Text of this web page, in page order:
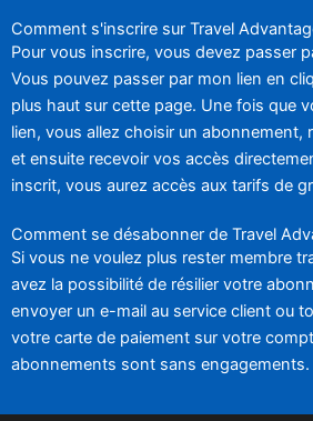
Comment s'inscrire sur Travel
Pour vous inscrire, vous devez passer
Vous pouvez passer par mon lien en
plus haut sur cette page. Une fois que
lien, vous allez choisir un abonnement,
et ensuite recevoir vos accès
inscrit, vous aurez accès aux tarifs de
Comment se désabonner de Travel
Si vous ne voulez plus rester membre
avez la possibilité de résilier votre
envoyer un e-mail au service client ou
votre carte de paiement sur votre
abonnements sont sans engagements.